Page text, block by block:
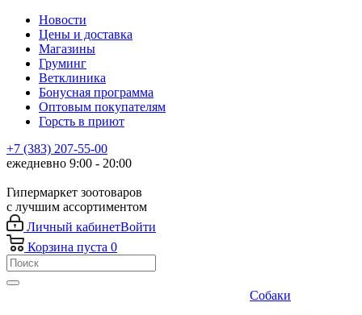
Новости
Цены и доставка
Магазины
Груминг
Ветклиника
Бонусная программа
Оптовым покупателям
Горсть в приют
+7 (383) 207-55-00
ежедневно 9:00 - 20:00
Гипермаркет зоотоваров
с лучшим ассортиментом
Личный кабинетВойти
Корзина пуста 0
Собаки